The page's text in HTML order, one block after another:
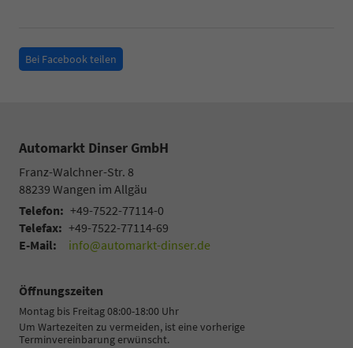
Bei Facebook teilen
Automarkt Dinser GmbH
Franz-Walchner-Str. 8
88239 Wangen im Allgäu
Telefon: +49-7522-77114-0
Telefax: +49-7522-77114-69
E-Mail:
info@automarkt-dinser.de
Öffnungszeiten
Montag bis Freitag 08:00-18:00 Uhr
Um Wartezeiten zu vermeiden, ist eine vorherige
Terminvereinbarung erwünscht.